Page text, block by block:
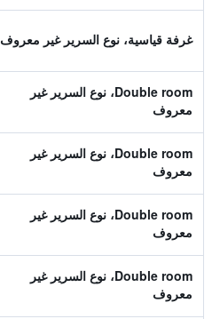
غرفة قياسية، نوع السرير غير معروف
Double room، نوع السرير غير
معروف
Double room، نوع السرير غير
معروف
Double room، نوع السرير غير
معروف
Double room، نوع السرير غير
معروف